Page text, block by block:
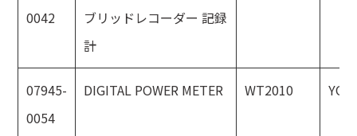
0042
ブリッドレコーダー 記録
計
07945-
0054
DIGITAL POWER METER WT2010